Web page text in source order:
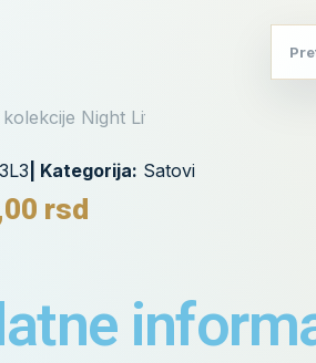
| Kategorija: Satovi
rsd